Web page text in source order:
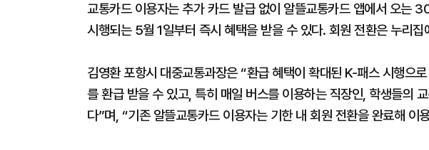
교통카드 이용자는 추가 카드 발급 없이 알뜰교통카드 앱에서 오는
시행되는 5월 1일부터 즉시 혜택을 받을 수 있다. 회원 전환은 누리
김영환 포항시 대중교통과장은 “환급 혜택이 확대된 K-패스 시행으
를 환급 받을 수 있고, 특히 매일 버스를 이용하는 직장인, 학생들의
다”며, “기존 알뜰교통카드 이용자는 기한 내 회원 전환을 완료해 이